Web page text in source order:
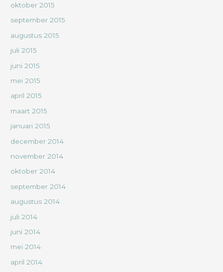
oktober 2015
september 2015
augustus 2015
juli 2015
juni 2015
mei 2015
april 2015
maart 2015
januari 2015
december 2014
november 2014
oktober 2014
september 2014
augustus 2014
juli 2014
juni 2014
mei 2014
april 2014